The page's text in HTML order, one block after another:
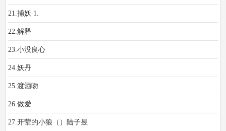
21.捕妖 1.
22.解释
23.小没良心
24.妖丹
25.渡酒吻
26.做爱
27.开荤的小狼（）陆子昱